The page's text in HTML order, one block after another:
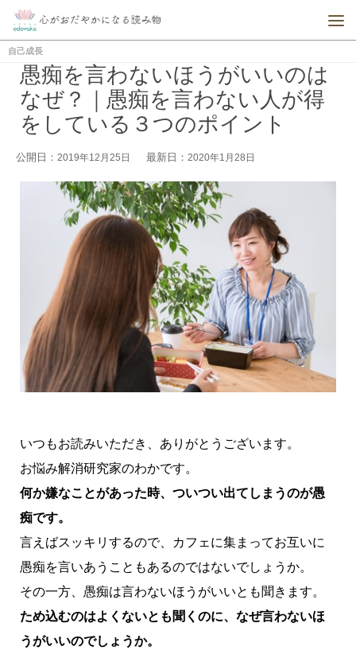
自己成長
愚痴を言わないほうがいいのは
なぜ？｜愚痴を言わない人が得
をしている３つのポイント
公開日： 2019年12月25日 最新日： 2020年1月28日
いつもお読みいただき、ありがとうございます。
お悩み解消研究家のわかです。
何か嫌なことがあった時、ついつい出てしまうのが愚
痴です。
言えばスッキリするので、カフェに集まってお互いに
愚痴を言いあうこともあるのではないでしょうか。
その一方、愚痴は言わないほうがいいとも聞きます。
ため込むのはよくないとも聞くのに、なぜ言わないほ
うがいいのでしょうか。